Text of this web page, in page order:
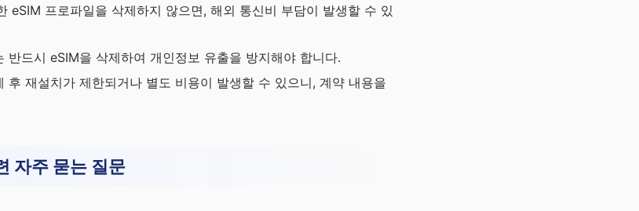
eSIM 프로파일을 삭제하지 않으면, 해외 통신비 부담이 발생할 수 있
반드시 eSIM을 삭제하여 개인정보 유출을 방지해야 합니다.
후 재설치가 제한되거나 별도 비용이 발생할 수 있으니, 계약 내용을
자주 묻는 질문